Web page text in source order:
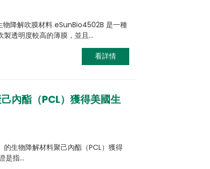
降解吹膜材料 eSunBio4502B 是一種
製透明度較高的薄膜，並且…
看詳情
內酯（PCL）獲得美國生
生物降解材料聚己內酯（PCL）獲得
是指…